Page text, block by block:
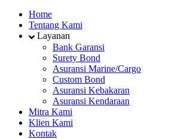
Home
Tentang Kami
Layanan
Bank Garansi
Surety Bond
Asuransi Marine/Cargo
Custom Bond
Asuransi Kebakaran
Asuransi Kendaraan
Mitra Kami
Klien Kami
Kontak